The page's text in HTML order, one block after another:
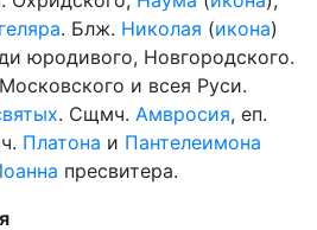
. Блж. Николая (икона)
юродивого, Новгородского.
и всея Руси.
. Сщмч. Амвросия, еп.
Платона и Пантелеимона
пресвитера.